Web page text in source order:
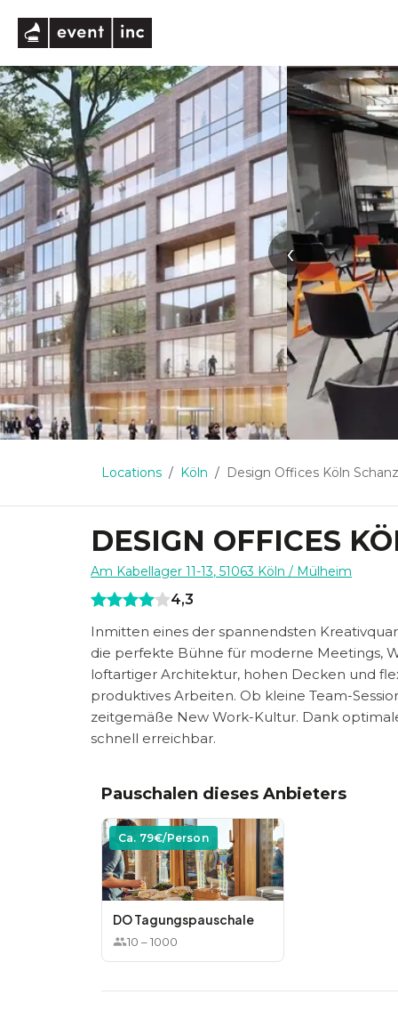
‹
Locations Köln Design Offices Köln
DESIGN OFFICES
Am Kabellager 11-13, 51063 Köln / Mülheim
4,3
Inmitten eines der spannendsten
die perfekte Bühne für moderne Meetings,
loftartiger Architektur, hohen Decken und
produktives Arbeiten. Ob kleine Team-
zeitgemäße New Work-Kultur. Dank
schnell erreichbar.
Pauschalen dieses Anbieters
Ca. 79€/Person
DO Tagungspauschale
10 –1000